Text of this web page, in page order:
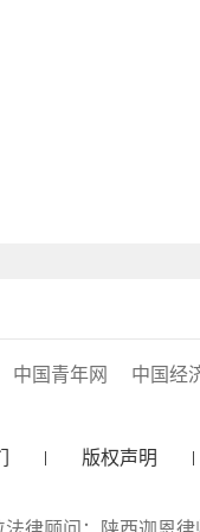
中国青年网 中国经
版权声明